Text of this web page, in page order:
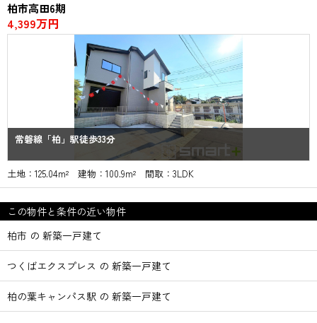
柏市高田6期
4,399万円
常磐線「柏」駅徒歩33分
土地：125.04m² 建物：100.9m² 間取：3LDK
この物件と条件の近い物件
柏市 の 新築一戸建て
つくばエクスプレス の 新築一戸建て
柏の葉キャンパス駅 の 新築一戸建て